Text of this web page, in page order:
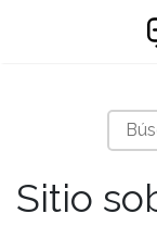
Sitio